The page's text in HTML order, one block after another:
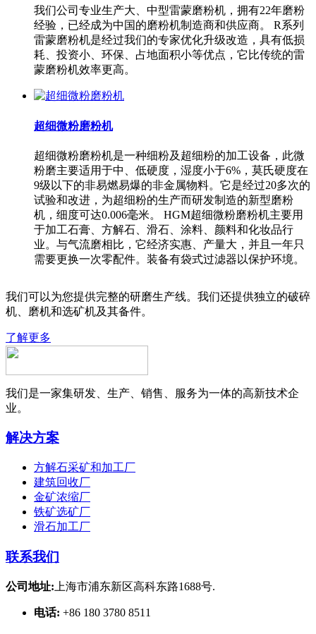
我们公司专业生产大、中型雷蒙磨粉机，拥有22年磨粉
经验，已经成为中国的磨粉机制造商和供应商。 R系列
雷蒙磨粉机是经过我们的专家优化升级改造，具有低损
耗、投资小、环保、占地面积小等优点，它比传统的雷
蒙磨粉机效率更高。
超细微粉磨粉机
超细微粉磨粉机是一种细粉及超细粉的加工设备，此微
粉磨主要适用于中、低硬度，湿度小于6%，莫氏硬度在
9级以下的非易燃易爆的非金属物料。它是经过20多次的
试验和改进，为超细粉的生产而研发制造的新型磨粉
机，细度可达0.006毫米。 HGM超细微粉磨粉机主要用
于加工石膏、方解石、滑石、涂料、颜料和化妆品行
业。与气流磨相比，它经济实惠、产量大，并且一年只
需要更换一次零配件。装备有袋式过滤器以保护环境。
我们可以为您提供完整的研磨生产线。我们还提供独立的破碎
机、磨机和选矿机及其备件。
了解更多
我们是一家集研发、生产、销售、服务为一体的高新技术企
业。
解决方案
方解石采矿和加工厂
建筑回收厂
金矿浓缩厂
铁矿选矿厂
滑石加工厂
联系我们
公司地址: 上海市浦东新区高科东路1688号.
电话: +86 180 3780 8511